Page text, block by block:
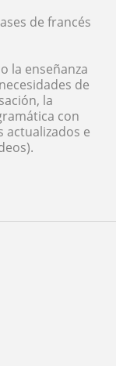
de francés
la enseñanza
de
la
con
actualizados e